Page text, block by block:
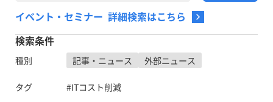
イベント・セミナー 詳細検索はこちら
検索条件
種別 記事・ニュース 外部ニュース
タグ
#ITコスト削減